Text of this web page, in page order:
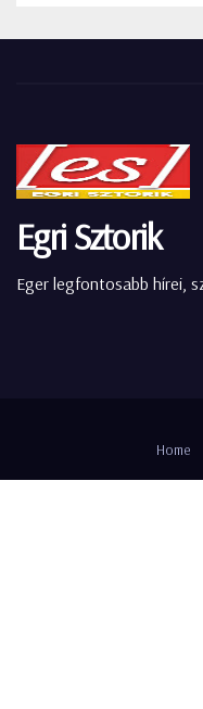
Egri Sztorik
Eger legfontosabb hírei,
Home